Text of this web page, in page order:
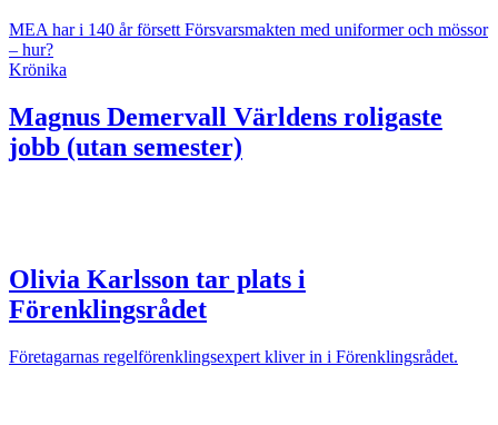
MEA har i 140 år försett Försvarsmakten med uniformer och mössor
– hur?
Krönika
Magnus Demervall Världens roligaste
jobb (utan semester)
Olivia Karlsson tar plats i
Förenklingsrådet
Företagarnas regelförenklingsexpert kliver in i Förenklingsrådet.